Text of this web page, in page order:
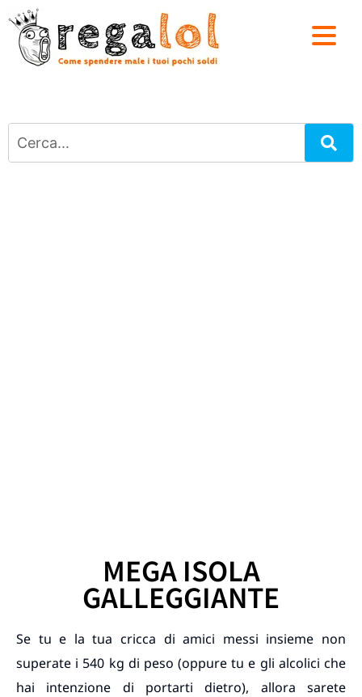
MEGA ISOLA
GALLEGGIANTE
Se tu e la tua cricca di amici messi insieme non
superate i 540 kg di peso (oppure tu e gli alcolici che
hai intenzione di portarti dietro), allora sarete